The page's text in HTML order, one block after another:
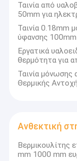
Ταινία από
50mm για
Ταινία 0.18mm
ύφανσης
Εργατικά
θερμότητα για
Ταινία
Θερμικής
Ανθεκτική
Βερμικουλίτης
mm 1000 mm